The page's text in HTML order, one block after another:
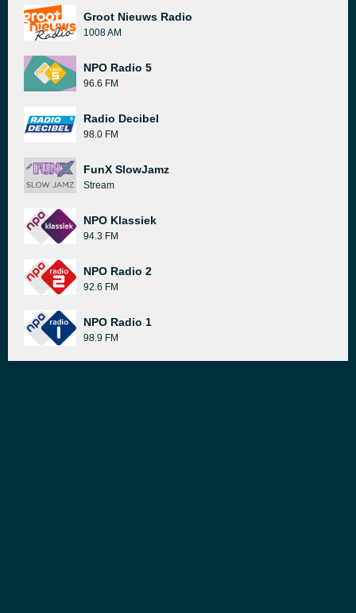
Groot Nieuws Radio
1008 AM
NPO Radio 5
96.6 FM
Radio Decibel
98.0 FM
FunX SlowJamz
Stream
NPO Klassiek
94.3 FM
NPO Radio 2
92.6 FM
NPO Radio 1
98.9 FM